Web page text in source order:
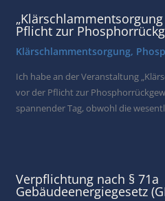
Pflicht zur
Klärschlammentsorgung,
Ich habe an der Veranstaltung
vor der Pflicht zur
spannender Tag, obwohl die
Verpflichtung nach § 71a
Gebäudeenergiegesetz